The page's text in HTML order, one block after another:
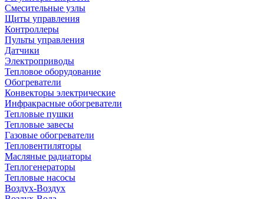
Смесительные узлы
Щиты управления
Контроллеры
Пульты управления
Датчики
Электроприводы
Тепловое оборудование
Обогреватели
Конвекторы электрические
Инфракрасные обогреватели
Тепловые пушки
Тепловые завесы
Газовые обогреватели
Тепловентиляторы
Масляные радиаторы
Теплогенераторы
Тепловые насосы
Воздух-Воздух